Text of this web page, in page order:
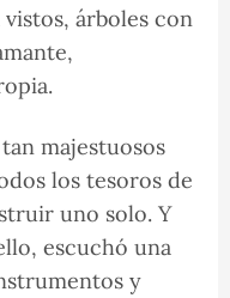
árboles con
majestuosos
los tesoros de
uno solo. Y
escuchó una
y